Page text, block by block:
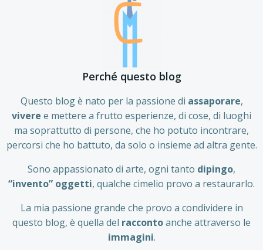
Perché questo blog
Questo blog è nato per la passione di assaporare,
vivere e mettere a frutto esperienze, di cose, di luoghi
ma soprattutto di persone, che ho potuto incontrare,
percorsi che ho battuto, da solo o insieme ad altra gente.
Sono appassionato di arte, ogni tanto dipingo,
“invento” oggetti, qualche cimelio provo a restaurarlo.
La mia passione grande che provo a condividere in
questo blog, è quella del raccontoanche attraverso le
immagini.